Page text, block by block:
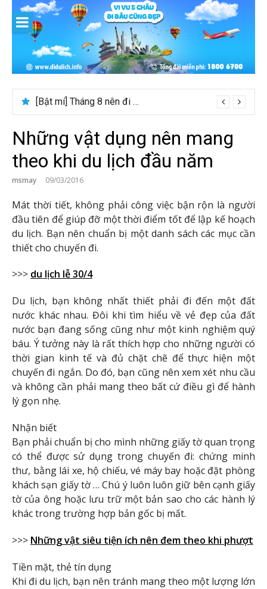
content
[Bật mí] Tháng 8 nên đi nước nào đẹp? Gợi ý 5+ tọa độ hot 2026
Những vật dụng nên mang
theo khi du lịch đầu năm
msmay 09/03/2016
Mát thời tiết, không phải công việc bận rộn là người
đầu tiên để giúp đỡ một thời điểm tốt để lập kế hoạch
du lịch. Bạn nên chuẩn bị một danh sách các mục cần
thiết cho chuyến đi.
>>> du lịch lễ 30/4
Du lịch, bạn không nhất thiết phải đi đến một đất
nước khác nhau. Đôi khi tìm hiểu về vẻ đẹp của đất
nước bạn đang sống cũng như một kinh nghiệm quý
báu. Ý tưởng này là rất thích hợp cho những người có
thời gian kinh tế và đủ chặt chẽ để thực hiện một
chuyến đi ngắn. Do đó, bạn cũng nên xem xét nhu cầu
và không cần phải mang theo bất cứ điều gì để hành
lý gọn nhẹ.
Nhận biết
Bạn phải chuẩn bị cho mình những giấy tờ quan trọng
có thể được sử dụng trong chuyến đi: chứng minh
thư, bằng lái xe, hộ chiếu, vé máy bay hoặc đặt phòng
khách sạn giấy tờ … Chú ý luôn luôn giữ bên cạnh giấy
tờ của ông hoặc lưu trữ một bản sao cho các hành lý
khác trong trường hợp bản gốc bị mất.
>>> Những vật siêu tiện ích nên đem theo khi phượt
Tiền mặt, thẻ tín dụng
Khi đi du lịch, bạn nên tránh mang theo một lượng lớn